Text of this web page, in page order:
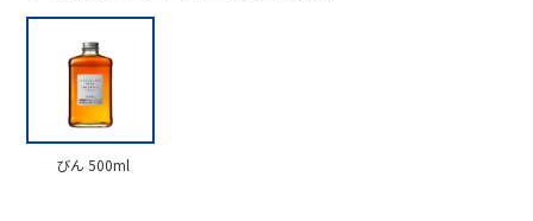
びん 500ml